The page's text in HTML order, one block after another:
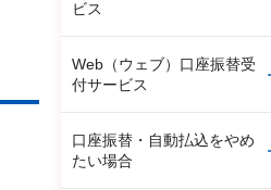
ビス
Web（ウェブ）口座振替受
付サービス
口座振替・自動払込をやめ
たい場合